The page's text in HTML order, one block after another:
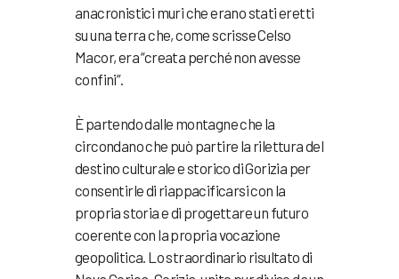
anacronistici muri che erano stati eretti
su una terra che, come scrisse Celso
Macor, era “creata perché non avesse
confini”.
È partendo dalle montagne che la
circondano che può partire la rilettura del
destino culturale e storico di Gorizia per
consentirle di riappacificarsi con la
propria storia e di progettare un futuro
coerente con la propria vocazione
geopolitica. Lo straordinario risultato di